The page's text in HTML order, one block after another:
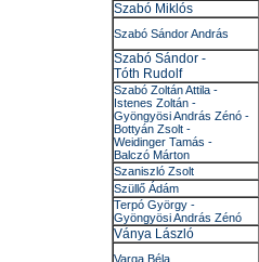
Szabó Miklós
Szabó Sándor András
Szabó Sándor -
Tóth Rudolf
Szabó Zoltán Attila -
Istenes Zoltán -
Gyöngyösi András Zénó -
Bottyán Zsolt -
Weidinger Tamás -
Balczó Márton
Szaniszló Zsolt
Szüllő Ádám
Terpó György -
Gyöngyösi András Zénó
Ványa László
Varga Béla